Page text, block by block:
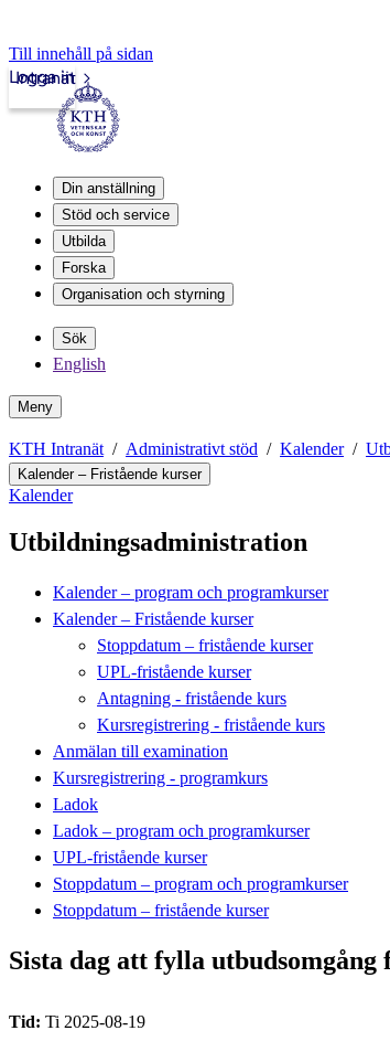
Till innehåll på sidan
Intranät
Logga in
Din anställning
Stöd och service
Utbilda
Forska
Organisation och styrning
Sök
English
Meny
KTH Intranät Administrativt stöd Kalender
Kalender – Fristående kurser
Kalender
Utbildningsadministration
Kalender – program och programkurser
Kalender – Fristående kurser
Stoppdatum – fristående kurser
UPL-fristående kurser
Antagning - fristående kurs
Kursregistrering - fristående kurs
Anmälan till examination
Kursregistrering - programkurs
Ladok
Ladok – program och programkurser
UPL-fristående kurser
Stoppdatum – program och programkurser
Stoppdatum – fristående kurser
Sista dag att fylla
Tid: Ti 2025-08-19